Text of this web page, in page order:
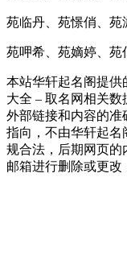
苑临丹、苑憬俏、苑
苑呷希、苑嫡婷、苑
本站华轩起名阁提供
大全 – 取名网相关
外部链接和内容的准
指向，不由华轩起名
规合法，后期网页的
邮箱进行删除或更改